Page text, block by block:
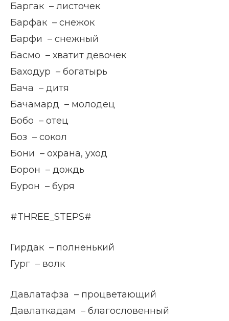
Баргак – листочек
Барфак – снежок
Барфи – снежный
Басмо – хватит девочек
Баходур – богатырь
Бача – дитя
Бачамард – молодец
Бобо – отец
Боз – сокол
Бони – охрана, уход
Борон – дождь
Бурон – буря
#THREE_STEPS#
Гирдак – полненький
Гург – волк
Давлатафза – процветающий
Давлаткадам – благословенный